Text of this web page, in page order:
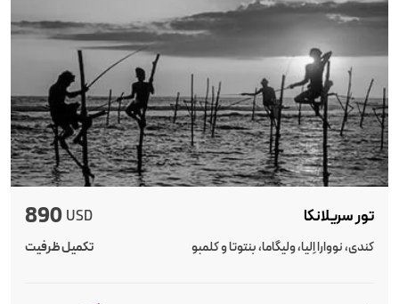
تور سریلانکا USD
890
کندی، نووارا اِلیا، ولیگاما، بنتوتا و کلمبو تکمیل ظرفیت